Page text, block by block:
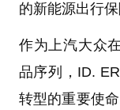
的新能源出行保
作为上汽大众
品序列，ID.
转型的重要使